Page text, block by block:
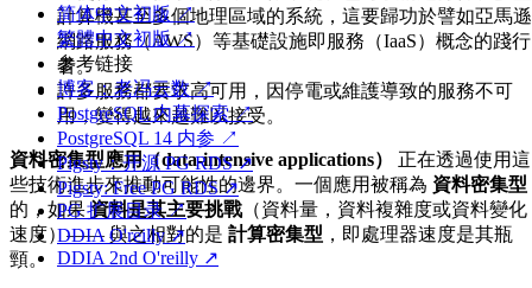
简体中文初版 ↗
繁體中文初版 ↗
参考链接
博客：老冯云数 ↗
PostgreSQL 内幕探索 ↗
PostgreSQL 14 内参 ↗
Pigsty：开源 PG RDS ↗
Pigsty: Free PG RDS ↗
PG 扩展目录 ↗
DDIA O'reilly ↗
DDIA 2nd O'reilly ↗
計算機甚至多個地理區域的系統，這要歸功於譬如亞馬遜
網路服務（AWS）等基礎設施即服務（IaaS）概念的踐行
者。
許多服務都要求高可用，因停電或維護導致的服務不可
用，變得越來越難以接受。
資料密集型應用（data-intensive applications）
正在透過使用這
些技術進步來推動可能性的邊界。一個應用被稱為 資料密集型
的，如果資料是其主要挑戰（資料量，資料複雜度或資料變化
速度）—— 與之相對的是 計算密集型 ，即處理器速度是其瓶
頸。